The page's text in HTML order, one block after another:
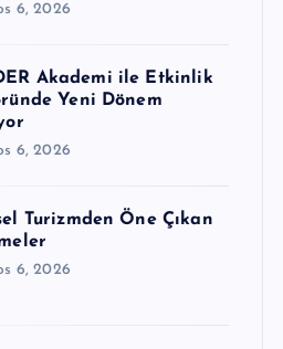
6, 2026
Akademi ile Etkinlik
Yeni Dönem
6, 2026
Turizmden Öne Çıkan
6, 2026